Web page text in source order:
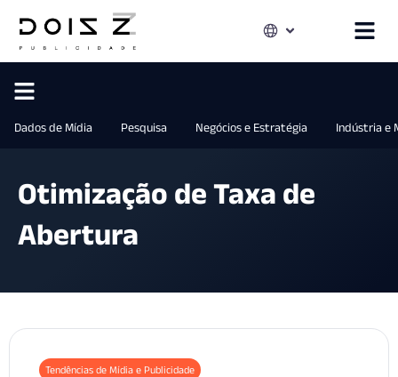
Dados de Mídia Pesquisa Negócios e Estratégia Indústria e
Otimização de Taxa de
Abertura
Tendências de Mídia e Publicidade